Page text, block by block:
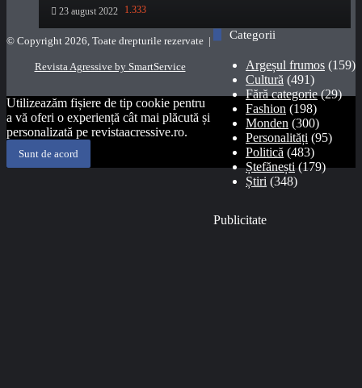
23 august 2022 1.333
Categorii
Argeșul frumos (159)
Cultură (491)
Fără categorie(29)
Fashion (198)
Monden (300)
Personalități (95)
Politică (483)
Ștefănești(179)
Știri (348)
Publicitate
© Copyright 2026, Toate drepturile rezervate |
Revista Agressive by SmartService
Utilizeazăm fișiere de tip cookie pentru
a vă oferi o experiență cât mai plăcută și
personalizată pe revistaacressive.ro.
Sunt de acord